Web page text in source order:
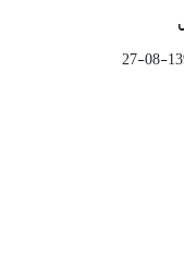
واقعی برای نشان
علمی:
با توجه به
یافته‌های این پژوهش